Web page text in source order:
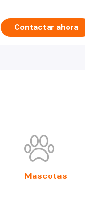
Contactar ahora
Mascotas